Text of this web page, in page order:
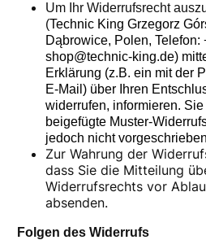
Um Ihr Widerrufsrecht
(Technic King Grzegorz
Dąbrowice, Polen, Telefon:
shop@technic-king.de)
Erklärung (z.B. ein mit der
E-Mail) über Ihren
widerrufen, informieren.
beigefügte Muster-
jedoch nicht
Zur Wahrung der
dass Sie die Mitteilung
Widerrufsrechts vor
absenden.
Folgen des Widerrufs